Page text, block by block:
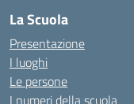
La Scuola
Presentazione
I luoghi
Le persone
I numeri della scuola